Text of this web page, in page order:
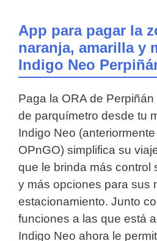
App para pagar la
naranja, amarilla y
Indigo Neo
Paga la ORA de Perpiñán
de parquímetro desde tu
Indigo Neo
OPnGO) simplifica su
que le brinda más control
y más opciones para sus
estacionamiento. Junto
funciones a las que está
Indigo Neo ahora le